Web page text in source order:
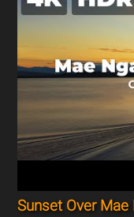
Sunset Over Mae